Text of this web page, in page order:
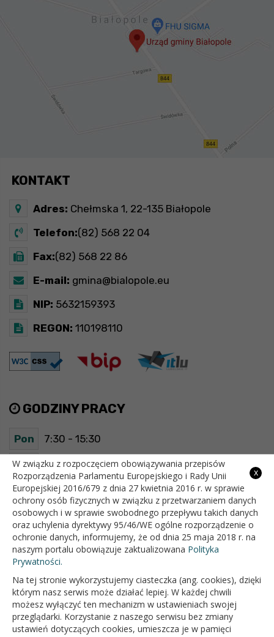
KONTAKT
Adres: Chełmska 1, 22-135 Białopole
Telefon:(82) 568 22 04
Fax:(82) 568 22 86
E-mail: gmina@bialopole.eu
NIP: 5632159393
REGON: 110198110
GODZINY PRACY
Pon 7:30 - 15:30
Wt 7:30 - 15:30
Śr 7:30 - 15:30
Czw 7:30 - 15:30
Pt 7:30 - 15:30
OFICJALNY SERWIS INTERNETOWY GMINY BIAŁOPOLE
x
W związku z rozpoczęciem obowiązywania przepisów
Rozporządzenia Parlamentu Europejskiego i Rady Unii
Europejskiej 2016/679 z dnia 27 kwietnia 2016 r. w sprawie
ochrony osób fizycznych w związku z przetwarzaniem danych
osobowych i w sprawie swobodnego przepływu takich danych
oraz uchylenia dyrektywy 95/46/WE ogólne rozporządzenie o
ochronie danych, informujemy, że od dnia 25 maja 2018 r. na
naszym portalu obowiązuje zaktualizowana Polityka
Prywatności.
Na tej stronie wykorzystujemy ciasteczka (ang. cookies), dzięki
którym nasz serwis może działać lepiej. W każdej chwili
możesz wyłączyć ten mechanizm w ustawieniach swojej
przeglądarki. Korzystanie z naszego serwisu bez zmiany
ustawień dotyczących cookies, umieszcza je w pamięci